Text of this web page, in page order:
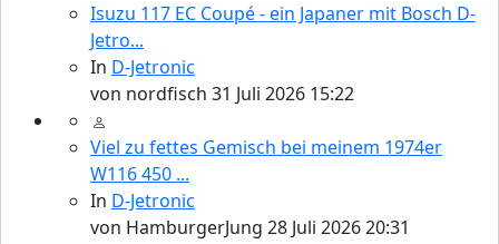
Isuzu 117 EC Coupé - ein Japaner mit Bosch D-
Jetro...
In D-Jetronic
von nordfisch 31 Juli 2026 15:22
Viel zu fettes Gemisch bei meinem 1974er
W116 450 ...
In D-Jetronic
von HamburgerJung 28 Juli 2026 20:31